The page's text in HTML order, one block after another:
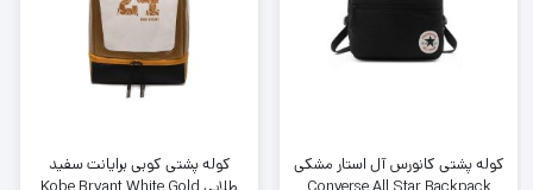
کوله پشتی کانورس آل استار مشکی
کوله پشتی کوبی برایانت سفید